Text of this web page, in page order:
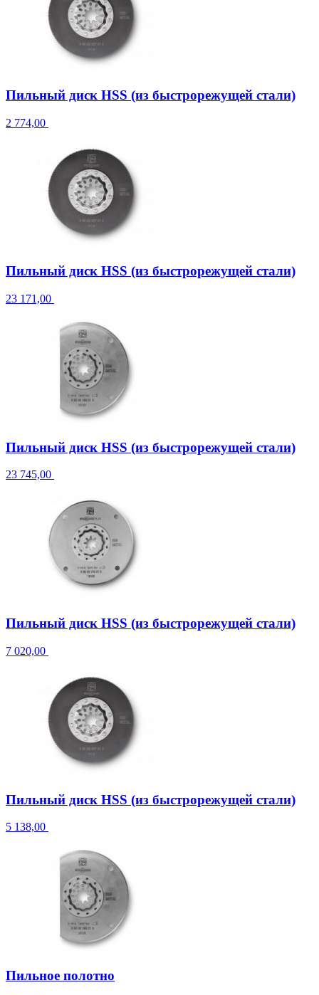
Пильный диск HSS (из быстрорежущей стали)
2 774,00
Пильный диск HSS (из быстрорежущей стали)
23 171,00
Пильный диск HSS (из быстрорежущей стали)
23 745,00
Пильный диск HSS (из быстрорежущей стали)
7 020,00
Пильный диск HSS (из быстрорежущей стали)
5 138,00
Пильное полотно